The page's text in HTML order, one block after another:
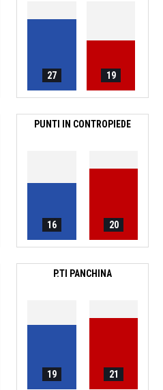
27 19
PUNTI IN CONTROPIEDE
16 20
P.TI PANCHINA
19 21